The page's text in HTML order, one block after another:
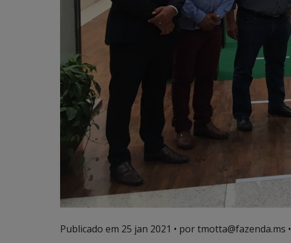
Publicado em 25 jan 2021 • por tmotta@fazenda.ms •